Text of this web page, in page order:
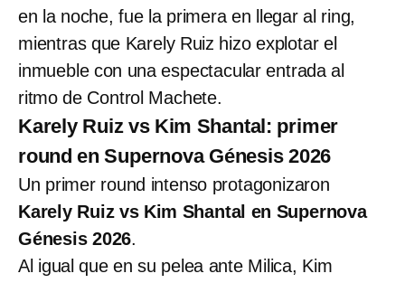
en la noche, fue la primera en llegar al ring,
mientras que Karely Ruiz hizo explotar el
inmueble con una espectacular entrada al
ritmo de Control Machete.
Karely Ruiz vs Kim Shantal: primer
round en Supernova Génesis 2026
Un primer round intenso protagonizaron
Karely Ruiz vs Kim Shantal en Supernova
Génesis 2026.
Al igual que en su pelea ante Milica, Kim